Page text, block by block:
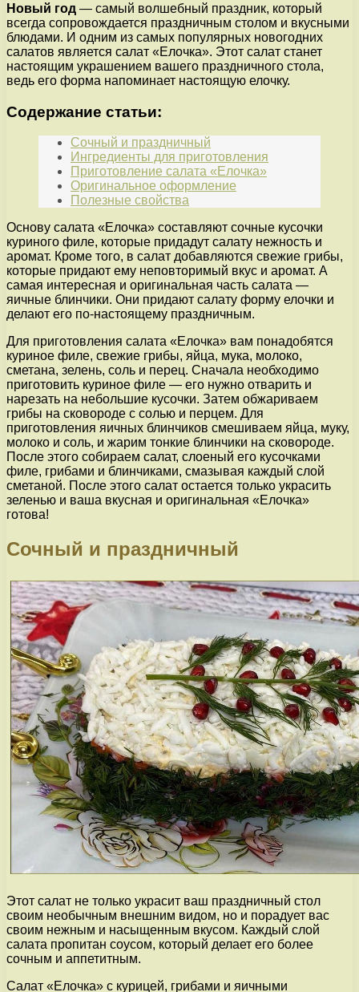
Новый год — самый волшебный праздник, который
всегда сопровождается праздничным столом и вкусными
блюдами. И одним из самых популярных новогодних
салатов является салат «Елочка». Этот салат станет
настоящим украшением вашего праздничного стола,
ведь его форма напоминает настоящую елочку.
Содержание статьи:
Сочный и праздничный
Ингредиенты для приготовления
Приготовление салата «Елочка»
Оригинальное оформление
Полезные свойства
Основу салата «Елочка» составляют сочные кусочки
куриного филе, которые придадут салату нежность и
аромат. Кроме того, в салат добавляются свежие грибы,
которые придают ему неповторимый вкус и аромат. А
самая интересная и оригинальная часть салата —
яичные блинчики. Они придают салату форму елочки и
делают его по-настоящему праздничным.
Для приготовления салата «Елочка» вам понадобятся
куриное филе, свежие грибы, яйца, мука, молоко,
сметана, зелень, соль и перец. Сначала необходимо
приготовить куриное филе — его нужно отварить и
нарезать на небольшие кусочки. Затем обжариваем
грибы на сковороде с солью и перцем. Для
приготовления яичных блинчиков смешиваем яйца, муку,
молоко и соль, и жарим тонкие блинчики на сковороде.
После этого собираем салат, слоеный его кусочками
филе, грибами и блинчиками, смазывая каждый слой
сметаной. После этого салат остается только украсить
зеленью и ваша вкусная и оригинальная «Елочка»
готова!
Сочный и праздничный
Этот салат не только украсит ваш праздничный стол
своим необычным внешним видом, но и порадует вас
своим нежным и насыщенным вкусом. Каждый слой
салата пропитан соусом, который делает его более
сочным и аппетитным.
Салат «Елочка» с курицей, грибами и яичными